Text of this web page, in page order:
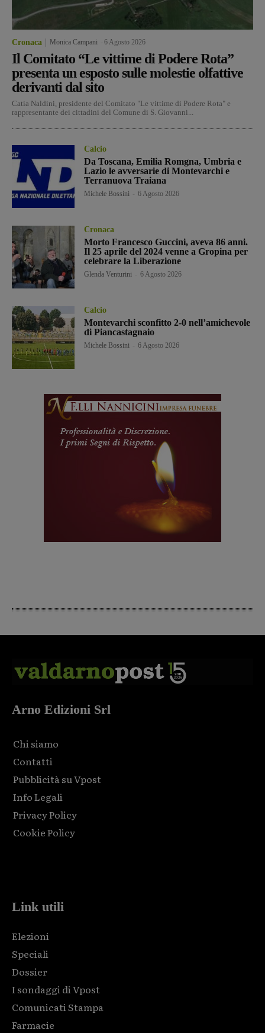
Cronaca Monica Campani 6 Agosto 2026
Il Comitato “Le vittime di Podere Rota”
presenta un esposto sulle molestie olfattive
derivanti dal sito
Catia Naldini, presidente del Comitato "Le vittime di Podere Rota" e
rappresentante dei cittadini del Comune di S. Giovanni...
Calcio
Da Toscana, Emilia Romgna, Umbria e
Lazio le avversarie di Montevarchi e
Terranuova Traiana
Michele Bossini 6 Agosto 2026
Cronaca
Morto Francesco Guccini, aveva 86 anni.
Il 25 aprile del 2024 venne a Gropina per
celebrare la Liberazione
Glenda Venturini 6 Agosto 2026
Calcio
Montevarchi sconfitto 2-0 nell’amichevole
di Piancastagnaio
Michele Bossini 6 Agosto 2026
Arno Edizioni Srl
Chi siamo
Contatti
Pubblicità su Vpost
Info Legali
Privacy Policy
Cookie Policy
Link utili
Elezioni
Speciali
Dossier
I sondaggi di Vpost
Comunicati Stampa
Farmacie